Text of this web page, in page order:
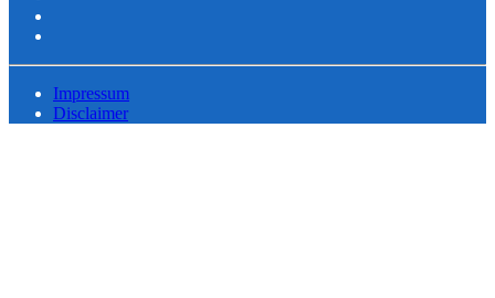
Impressum
Disclaimer